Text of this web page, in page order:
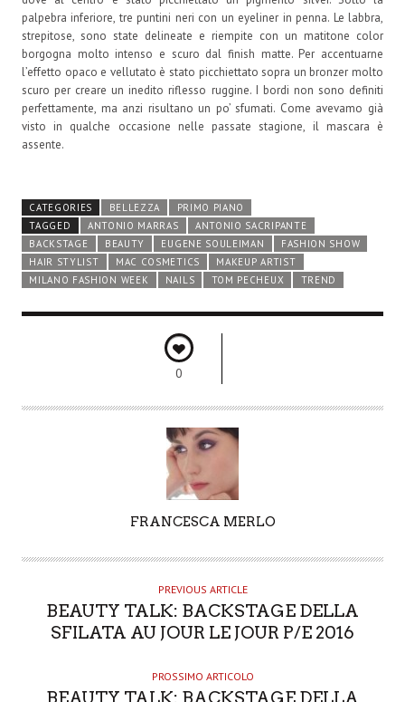
palpebra inferiore, tre puntini neri con un eyeliner in penna. Le labbra,
strepitose, sono state delineate e riempite con un matitone color
borgogna molto intenso e scuro dal finish matte. Per accentuarne
l’effetto opaco e vellutato è stato picchiettato sopra un bronzer molto
scuro per creare un inedito riflesso ruggine. I bordi non sono definiti
perfettamente, ma anzi risultano un po’ sfumati. Come avevamo già
visto in qualche occasione nelle passate stagione, il mascara è
assente.
CATEGORIES BELLEZZA
PRIMO PIANO
TAGGED
ANTONIO MARRAS
ANTONIO SACRIPANTE
BACKSTAGE
BEAUTY EUGENE SOULEIMAN
FASHION SHOW
HAIR STYLIST
MAC COSMETICS
MAKEUP ARTIST
MILANO FASHION WEEK
NAILS TOM PECHEUX TREND
0
T
FRANCESCA MERLO
PREVIOUS ARTICLE
BEAUTY TALK: BACKSTAGE DELLA
SFILATA AU JOUR LE JOUR P/E 2016
PROSSIMO ARTICOLO
BEAUTY TALK: BACKSTAGE DELLA